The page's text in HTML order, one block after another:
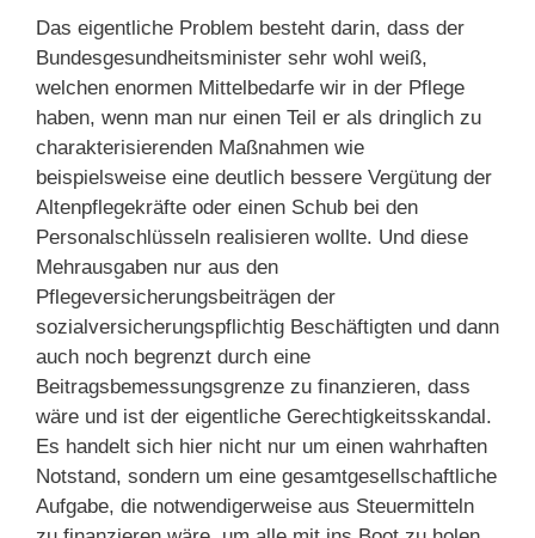
Das eigentliche Problem besteht darin, dass der
Bundesgesundheitsminister sehr wohl weiß,
welchen enormen Mittelbedarfe wir in der Pflege
haben, wenn man nur einen Teil er als dringlich zu
charakterisierenden Maßnahmen wie
beispielsweise eine deutlich bessere Vergütung der
Altenpflegekräfte oder einen Schub bei den
Personalschlüsseln realisieren wollte. Und diese
Mehrausgaben nur aus den
Pflegeversicherungsbeiträgen der
sozialversicherungspflichtig Beschäftigten und dann
auch noch begrenzt durch eine
Beitragsbemessungsgrenze zu finanzieren, dass
wäre und ist der eigentliche Gerechtigkeitsskandal.
Es handelt sich hier nicht nur um einen wahrhaften
Notstand, sondern um eine gesamtgesellschaftliche
Aufgabe, die notwendigerweise aus Steuermitteln